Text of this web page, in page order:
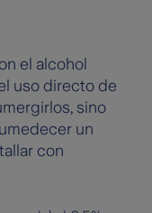
el alcohol
uso directo de
sino
un
con